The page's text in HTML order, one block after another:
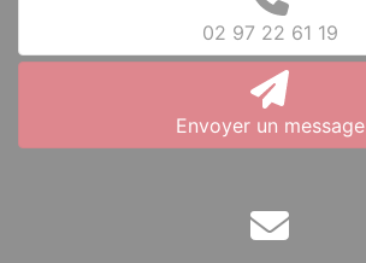
02 97 22 61 19
Envoyer un message